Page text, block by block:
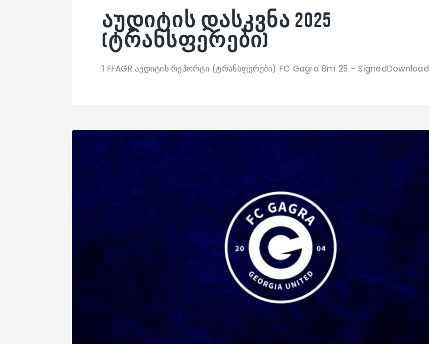
აუდიტის დასკვნა 2025
(ტრანსფერები)
1 FFAGR აუდიტის რეპორტი (ტრანსფერები) FC Gagra 8m 25 - SignedDownload